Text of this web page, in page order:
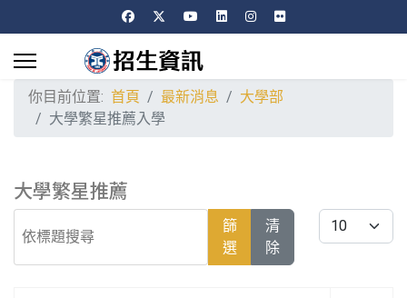
你目前位置: 首頁 最新消息
大學部
大學繁星推薦入學
大學繁星推薦
篩
選
清
除
每頁顯示條數